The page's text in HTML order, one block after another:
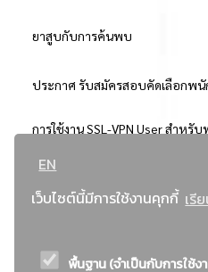
EN
เว็บไซต์นี้มีการใช้งานคุกกี้ เรี
พื้นฐาน (จำเป็นกับการใช้ง
ยาสูบกับการค้นพบ
ประกาศ รับสมัครสอบคัดเลือกพนั
การใช้งาน SSL-VPN User สำหรั
..ยอดนิยม..